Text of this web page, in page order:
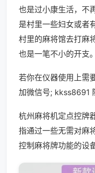
也是过小康生活，不
是村里一些妇女或者
村里的麻将馆去打麻
也是一笔不小的开支。
若你在仪器使用上需
加微信号; kkss8691
杭州麻将机定点控牌
指通过一些无需对麻
控制麻将牌功能的设